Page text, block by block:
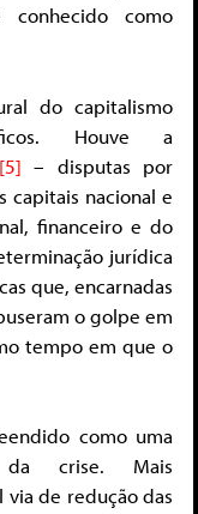
conhecido como
do capitalismo
Houve a
[5] – disputas por
capitais nacional e
financeiro e do
jurídica
que, encarnadas
o golpe em
tempo em que o
como uma
da crise. Mais
de redução das